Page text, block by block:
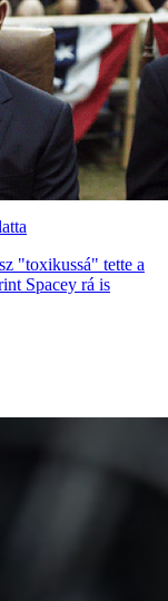
"toxikussá" tette a
Spacey rá is